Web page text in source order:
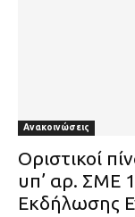
Ανακοινώσεις
Οριστικοί
υπ’ αρ. ΣΜΕ
Εκδήλωσης